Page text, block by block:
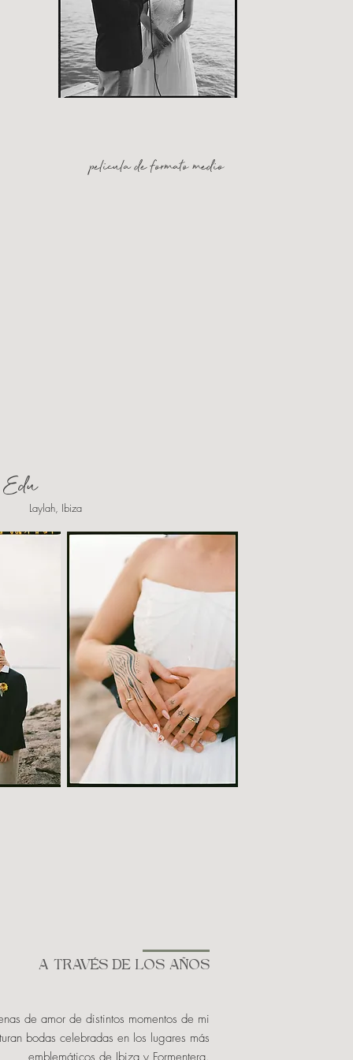
pelicula de formato medio
Laylah, Ibiza
A TRAVÉS DE LOS AÑOS
de amor de distintos momentos de mi
bodas celebradas en los lugares más
emblemáticos de Ibiza y Formentera.